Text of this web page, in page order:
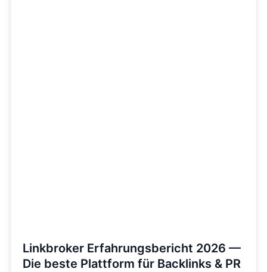
Linkbroker Erfahrungsbericht 2026 —
Die beste Plattform für Backlinks & PR